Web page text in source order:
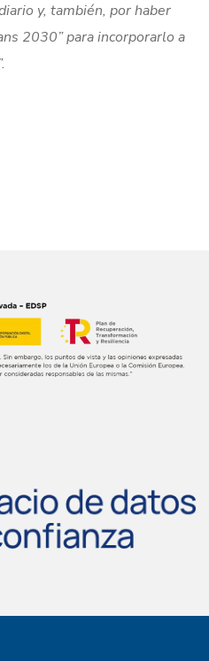
y, también, por haber
2030” para incorporarlo a